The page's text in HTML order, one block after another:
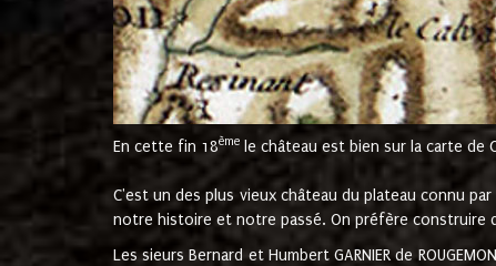
En cette fin 18ème le château est bien sur la carte de
C'est un des plus vieux château du plateau connu
notre histoire et notre passé. On préfère construire
Les sieurs Bernard et Humbert GARNIER de